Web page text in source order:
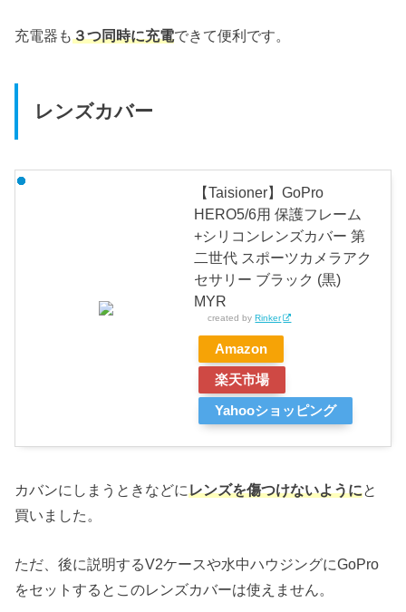
充電器も３つ同時に充電できて便利です。
レンズカバー
【Taisioner】GoPro
HERO5/6用 保護フレーム
+シリコンレンズカバー 第
二世代 スポーツカメラアク
セサリー ブラック (黒)
MYR
created byRinker
Amazon
楽天市場
Yahooショッピング
カバンにしまうときなどにレンズを傷つけないようにと
買いました。
ただ、後に説明するV2ケースや水中ハウジングにGoPro
をセットするとこのレンズカバーは使えません。